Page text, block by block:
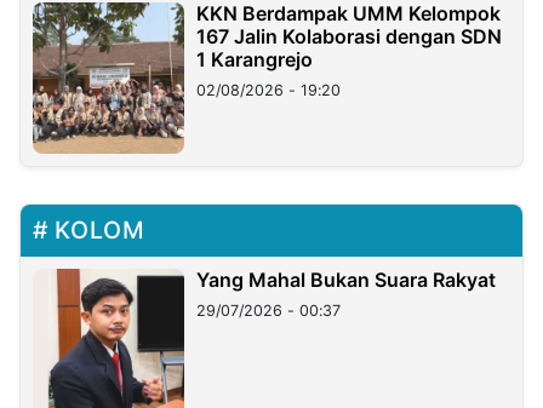
KKN Berdampak UMM Kelompok
167 Jalin Kolaborasi dengan SDN
1 Karangrejo
02/08/2026 - 19:20
KOLOM
Yang Mahal Bukan Suara Rakyat
29/07/2026 - 00:37